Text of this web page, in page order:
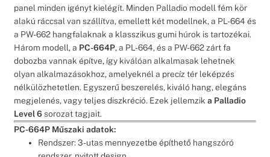
panel minden igényt kielégít. Minden Palladio modell fém kör
alakú ráccsal van szállítva, emellett két modellnek, a PL-664 és
a PW-662 hangfalaknak a klasszikus gumi húrok is tartozékai.
Három modell, a PC-664P, a PL-664, és a PW-662 zárt fa
dobozba vannak építve, így kiválóan alkalmasak lehetnek
olyan alkalmazásokhoz, amelyeknél a precíz tér leképzés
nélkülözhetetlen. Egyszerű beszerelés, kiváló hang, elegáns
megjelenés, vagy teljes diszkréció. Ezek jellemzik a Palladio
Level 6sorozat tagjait.
PC-664P Műszaki adatok:
Rendszer: 3-utas mennyezetbe építhető hangszóró